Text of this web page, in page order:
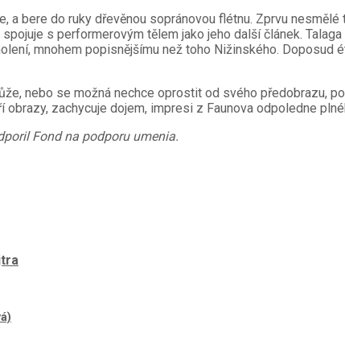
a bere do ruky dřevěnou sopránovou flétnu. Zprvu
s performerovým tělem jako jeho další článek.
mnohem popisnějšímu než toho Nižinského.
nebo se možná nechce oprostit od svého předobrazu,
zachycuje dojem, impresi z Faunova odpoledne
Fond na podporu umenia.